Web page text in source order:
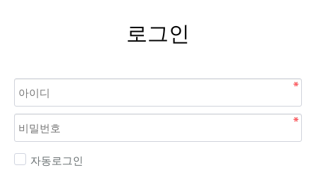
로그인
자동로그인